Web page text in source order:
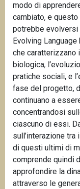
modo di
cambiato, e
potrebbe evolversi
Evolving
che caratterizzano
biologica,
pratiche sociali, e
fase del progetto,
continuano a
concentrandosi
ciascuno di essi.
sull’interazione
di questi ultimi di
comprende quindi
approfondire la
attraverso le